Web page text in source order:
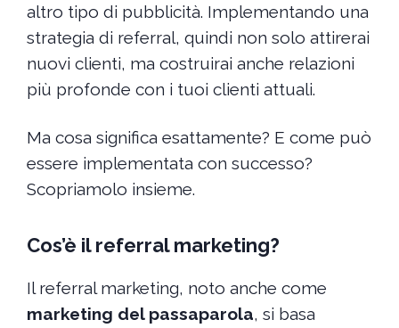
altro tipo di pubblicità. Implementando una
strategia di referral, quindi non solo attirerai
nuovi clienti, ma costruirai anche relazioni
più profonde con i tuoi clienti attuali.
Ma cosa significa esattamente? E come può
essere implementata con successo?
Scopriamolo insieme.
Cos’è il referral marketing?
Il referral marketing, noto anche come
marketing del passaparola, si basa